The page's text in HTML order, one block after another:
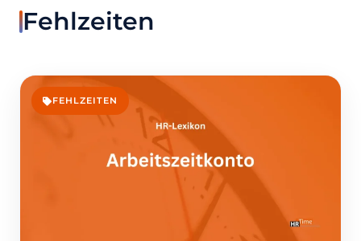
Fehlzeiten
FEHLZEITEN